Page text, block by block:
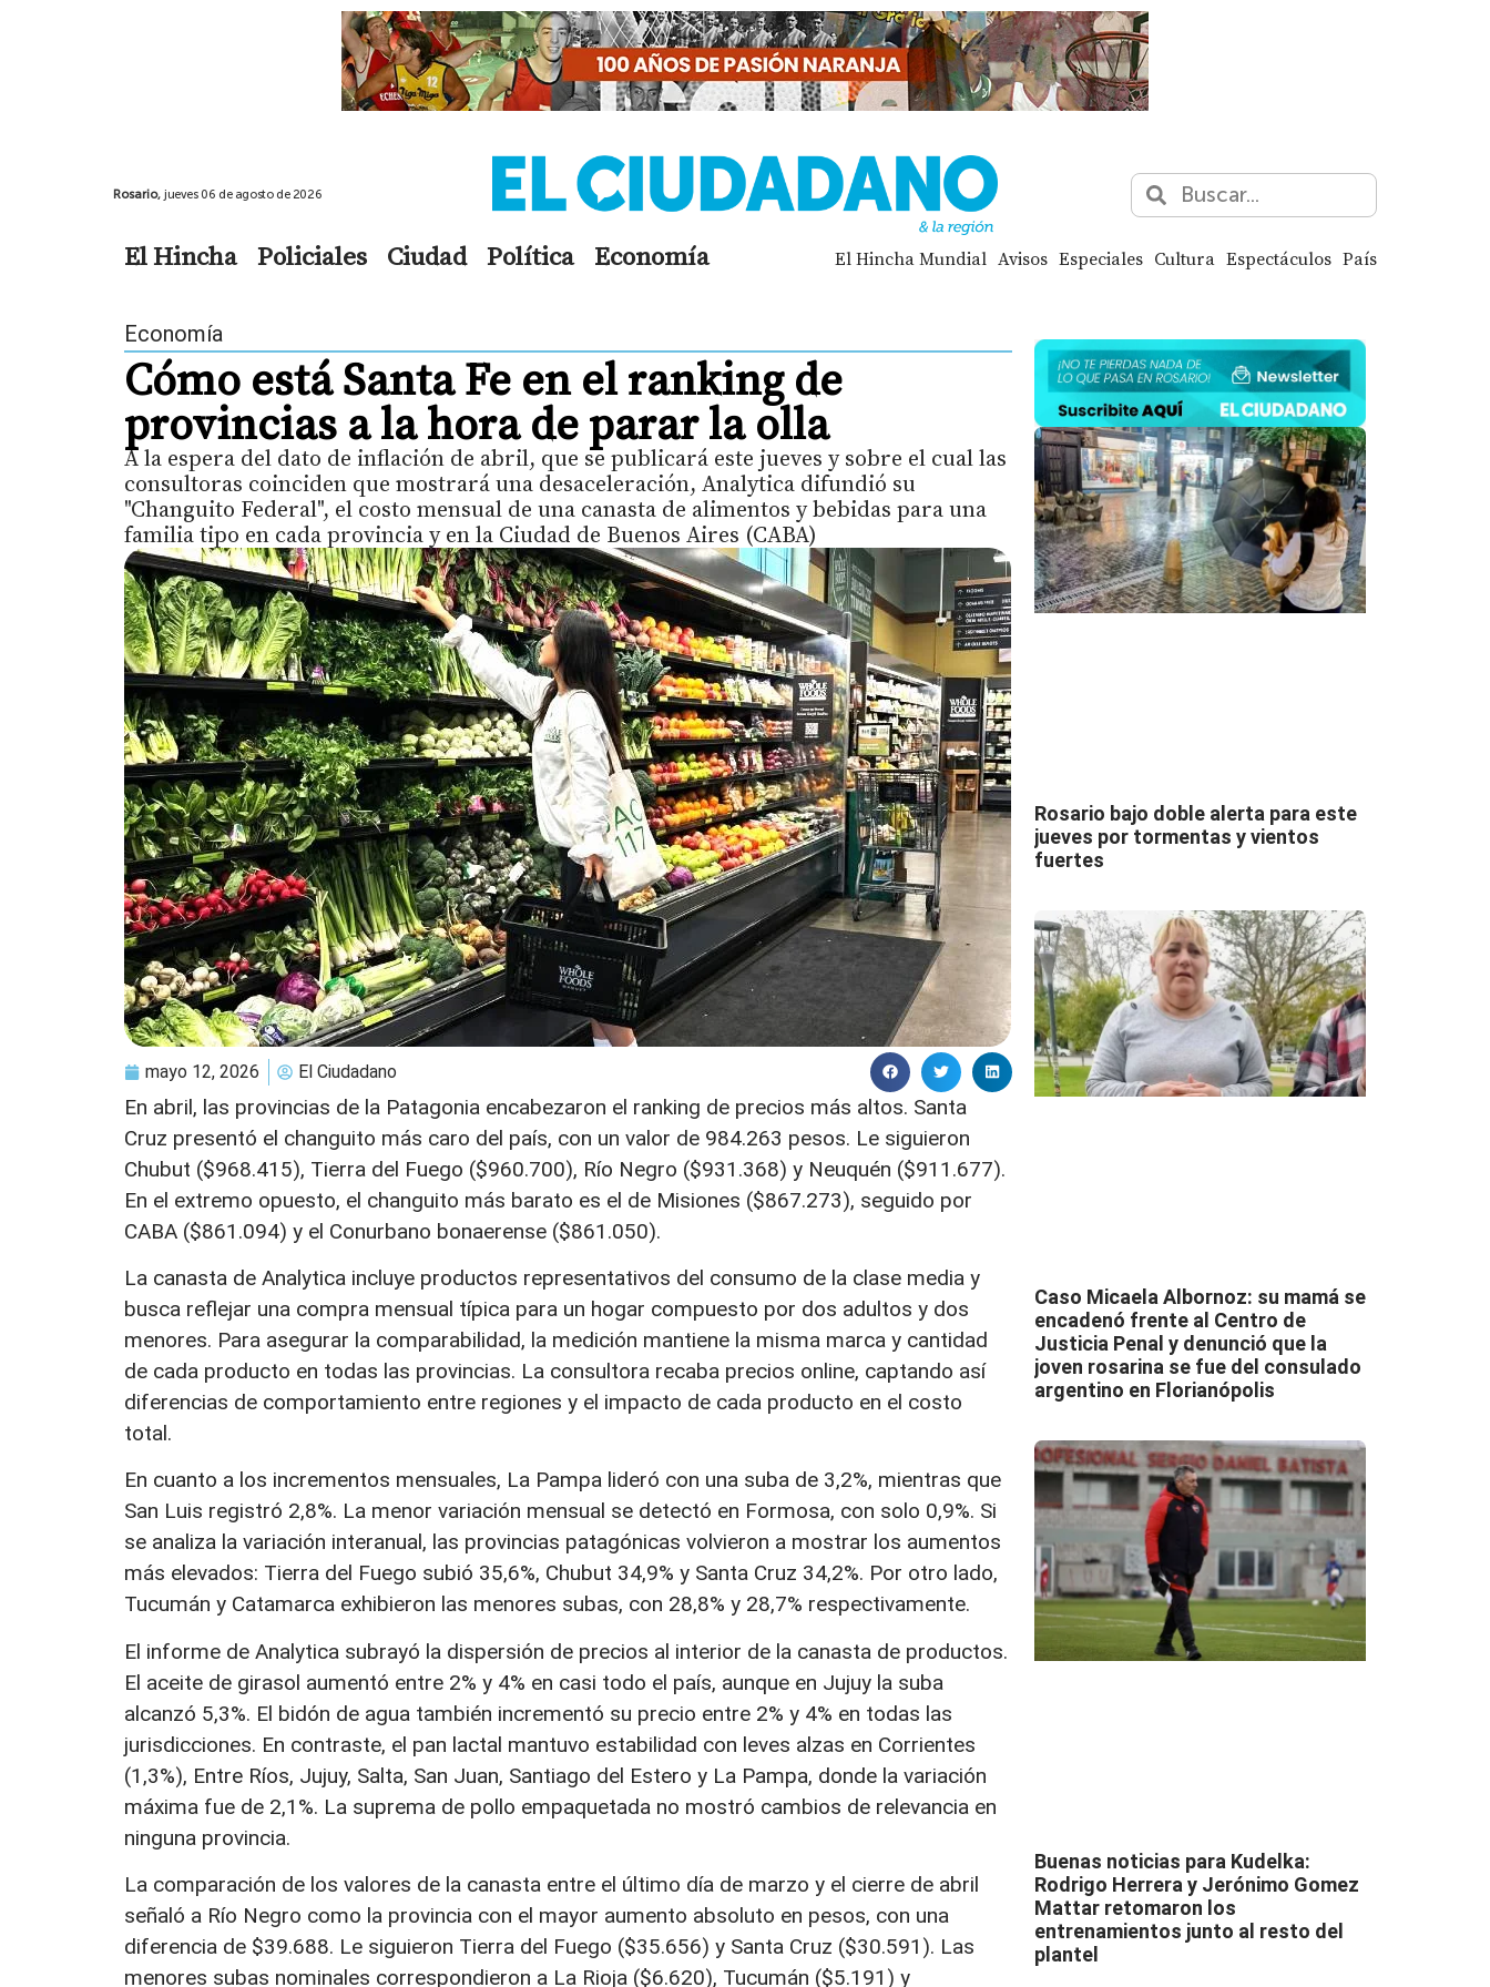
Rosario, jueves 06 de agosto de 2026
El Hincha Policiales Ciudad Política Economía El Hincha Mundial Avisos Especiales Cultura Espectáculos País
Economía
Cómo está Santa Fe en el ranking de
provincias a la hora de parar la olla
A la espera del dato de inflación de abril, que se publicará este jueves y sobre el cual las
consultoras coinciden que mostrará una desaceleración, Analytica difundió su
"Changuito Federal", el costo mensual de una canasta de alimentos y bebidas para una
familia tipo en cada provincia y en la Ciudad de Buenos Aires (CABA)
mayo 12, 2026 El Ciudadano
En abril, las provincias de la Patagonia encabezaron el ranking de precios más altos. Santa
Cruz presentó el changuito más caro del país, con un valor de 984.263 pesos. Le siguieron
Chubut ($968.415), Tierra del Fuego ($960.700), Río Negro ($931.368) y Neuquén ($911.677).
En el extremo opuesto, el changuito más barato es el de Misiones ($867.273), seguido por
CABA ($861.094) y el Conurbano bonaerense ($861.050).
La canasta de Analytica incluye productos representativos del consumo de la clase media y
busca reflejar una compra mensual típica para un hogar compuesto por dos adultos y dos
menores. Para asegurar la comparabilidad, la medición mantiene la misma marca y cantidad
de cada producto en todas las provincias. La consultora recaba precios online, captando así
diferencias de comportamiento entre regiones y el impacto de cada producto en el costo
total.
En cuanto a los incrementos mensuales, La Pampa lideró con una suba de 3,2%, mientras que
San Luis registró 2,8%. La menor variación mensual se detectó en Formosa, con solo 0,9%. Si
se analiza la variación interanual, las provincias patagónicas volvieron a mostrar los aumentos
más elevados: Tierra del Fuego subió 35,6%, Chubut 34,9% y Santa Cruz 34,2%. Por otro lado,
Tucumán y Catamarca exhibieron las menores subas, con 28,8% y 28,7% respectivamente.
El informe de Analytica subrayó la dispersión de precios al interior de la canasta de productos.
El aceite de girasol aumentó entre 2% y 4% en casi todo el país, aunque en Jujuy la suba
alcanzó 5,3%. El bidón de agua también incrementó su precio entre 2% y 4% en todas las
jurisdicciones. En contraste, el pan lactal mantuvo estabilidad con leves alzas en Corrientes
(1,3%), Entre Ríos, Jujuy, Salta, San Juan, Santiago del Estero y La Pampa, donde la variación
máxima fue de 2,1%. La suprema de pollo empaquetada no mostró cambios de relevancia en
ninguna provincia.
La comparación de los valores de la canasta entre el último día de marzo y el cierre de abril
señaló a Río Negro como la provincia con el mayor aumento absoluto en pesos, con una
diferencia de $39.688. Le siguieron Tierra del Fuego ($35.656) y Santa Cruz ($30.591). Las
menores subas nominales correspondieron a La Rioja ($6.620), Tucumán ($5.191) y
Rosario bajo doble alerta para este
jueves por tormentas y vientos
fuertes
Caso Micaela Albornoz: su mamá se
encadenó frente al Centro de
Justicia Penal y denunció que la
joven rosarina se fue del consulado
argentino en Florianópolis
Buenas noticias para Kudelka:
Rodrigo Herrera y Jerónimo Gomez
Mattar retomaron los
entrenamientos junto al resto del
plantel